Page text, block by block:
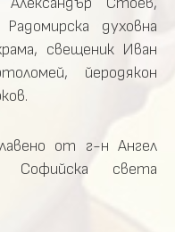
духовна
свещеник Иван
йеродякон
от г-н Ангел
Софийска света